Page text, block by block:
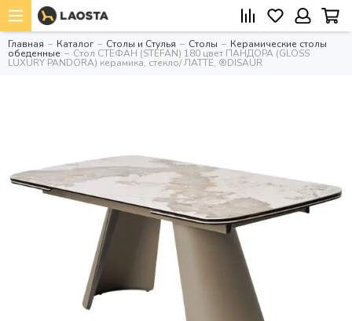
Главная Каталог Столы и Стулья Столы Керамические столы
обеденные Стол СТЕФАН (STEFAN) 180 цвет ПАНДОРА (GLOSS
LUXURY PANDORA) керамика, стекло/ ЛАТТЕ, ®DISAUR